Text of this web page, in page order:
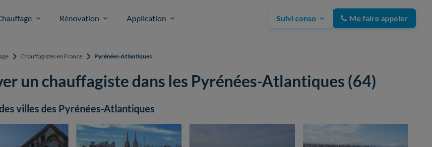
Rénovation Application Suivi conso Me faire appeler
Chauffagistes en France Pyrénées-Atlantiques
un chauffagiste dans les Pyrénées-Atlantiques (64)
villes des Pyrénées-Atlantiques